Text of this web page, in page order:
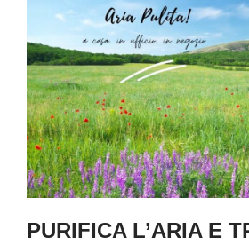
PURIFICA L’ARIA E